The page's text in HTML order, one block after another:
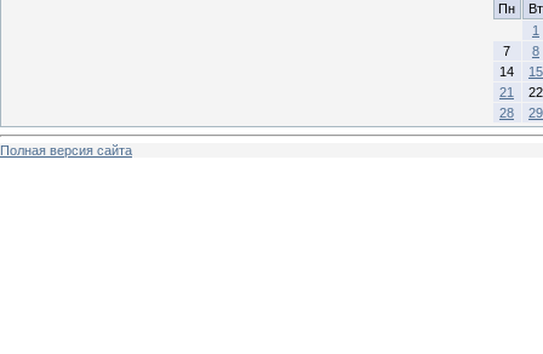
Пн
Вт
1
7
8
14
15
21
22
28
29
Полная версия сайта